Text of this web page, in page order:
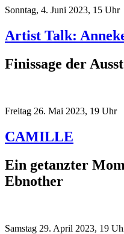
Sonntag, 4. Juni 2023, 15 Uhr
Artist Talk:
Finissage der
Freitag 26. Mai 2023, 19 Uhr
CAMILLE
Ein getanzter
Ebnother
Samstag 29. April 2023, 19